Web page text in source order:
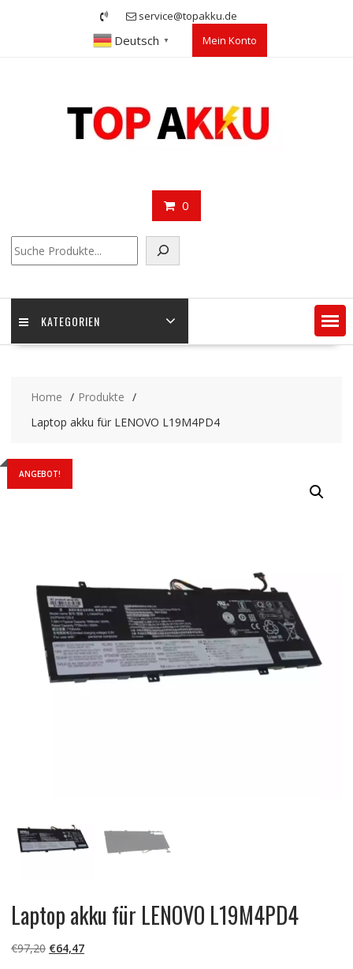
service@topakku.de
Deutsch ▼ Mein Konto
0
KATEGORIEN
Home
Produkte
Laptop akku für LENOVO L19M4PD4
ANGEBOT!
Laptop akku für LENOVO L19M4PD4
€97,20 Ursprünglicher
€64,47Aktueller